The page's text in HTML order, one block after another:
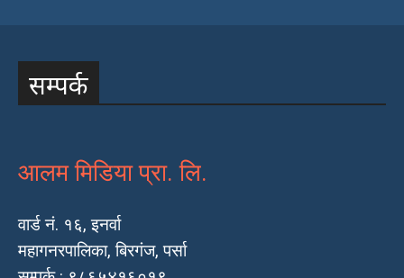
सम्पर्क
आलम मिडिया प्रा. लि.
वार्ड नं. १६, इनर्वा
महागनरपालिका, बिरगंज, पर्सा